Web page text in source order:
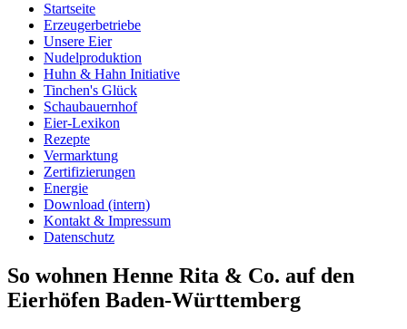
Startseite
Erzeugerbetriebe
Unsere Eier
Nudelproduktion
Huhn & Hahn Initiative
Tinchen's Glück
Schaubauernhof
Eier-Lexikon
Rezepte
Vermarktung
Zertifizierungen
Energie
Download (intern)
Kontakt & Impressum
Datenschutz
So wohnen Henne Rita & Co. auf den
Eierhöfen Baden-Württemberg